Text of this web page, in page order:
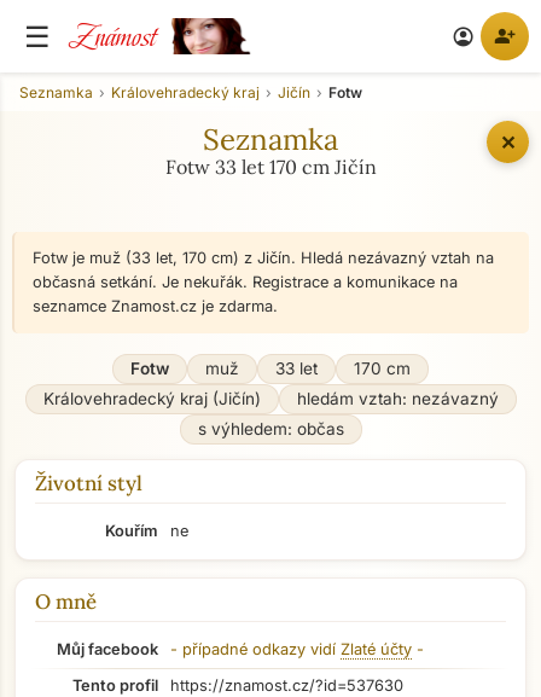
☰ Známost account_circle person_add
✕
Seznamka Královehradecký kraj Jičín Fotw
Seznamka
Fotw 33 let 170 cm Jičín
Fotw je muž (33 let, 170 cm) z Jičín. Hledá nezávazný vztah na
občasná setkání. Je nekuřák. Registrace a komunikace na
seznamce Znamost.cz je zdarma.
Fotw muž 33 let
170 cm
Královehradecký kraj (Jičín)
hledám vztah: nezávazný
s výhledem: občas
Životní styl
Kouřím ne
O mně
Můj facebook - případné odkazy vidí Zlaté účty -
Tento profil
https://znamost.cz/?id=537630